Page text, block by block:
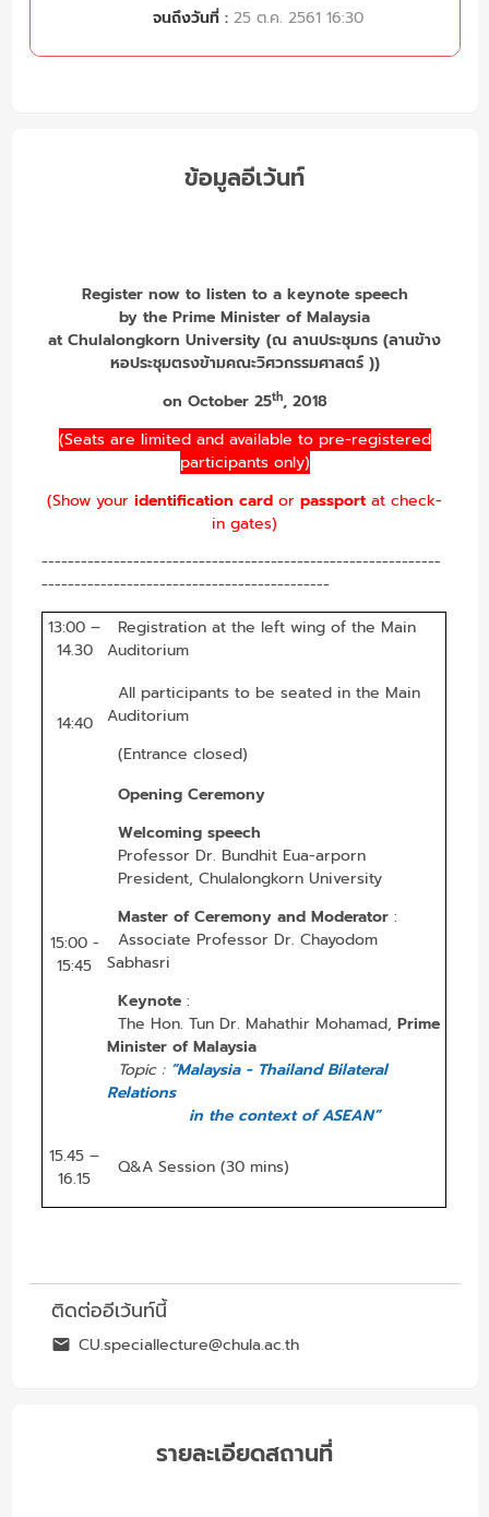
จนถึงวันที่ : 25 ต.ค. 2561 16:30
ข้อมูลอีเว้นท์
Register now to listen to a keynote speech
by the Prime Minister of Malaysia
at Chulalongkorn University (ณ ลานประชุมกร (ลานข้าง
หอประชุมตรงข้ามคณะวิศวกรรมศาสตร์ ))
on October 25th, 2018
(Seats are limited and available to pre-registered
participants only)
(Show your identification card or passportat check-
in gates)
-------------------------------------------------------------
--------------------------------------------
13:00 –
14.30
Registration at the left wing of the Main
Auditorium
14:40
All participants to be seated in the Main
Auditorium
(Entrance closed)
15:00 -
15:45
Opening Ceremony
Welcoming speech
Professor Dr. Bundhit Eua-arporn
President, Chulalongkorn University
Master of Ceremony and Moderator :
Associate Professor Dr. Chayodom
Sabhasri
Keynote:
The Hon. Tun Dr. Mahathir Mohamad, Prime
Minister of Malaysia
Topic : “Malaysia - Thailand Bilateral
Relations
in the context of ASEAN”
15.45 –
16.15
Q&A Session (30 mins)
ติดต่ออีเว้นท์นี้
CU.speciallecture@chula.ac.th
รายละเอียดสถานที่